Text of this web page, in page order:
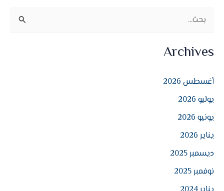
ب
ث
ع
ن
:
Archives
أغسطس 2026
يوليو 2026
يونيو 2026
يناير 2026
ديسمبر 2025
نوفمبر 2025